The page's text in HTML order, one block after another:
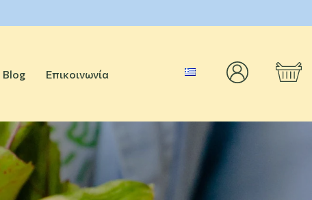
Blog Επικοινωνία